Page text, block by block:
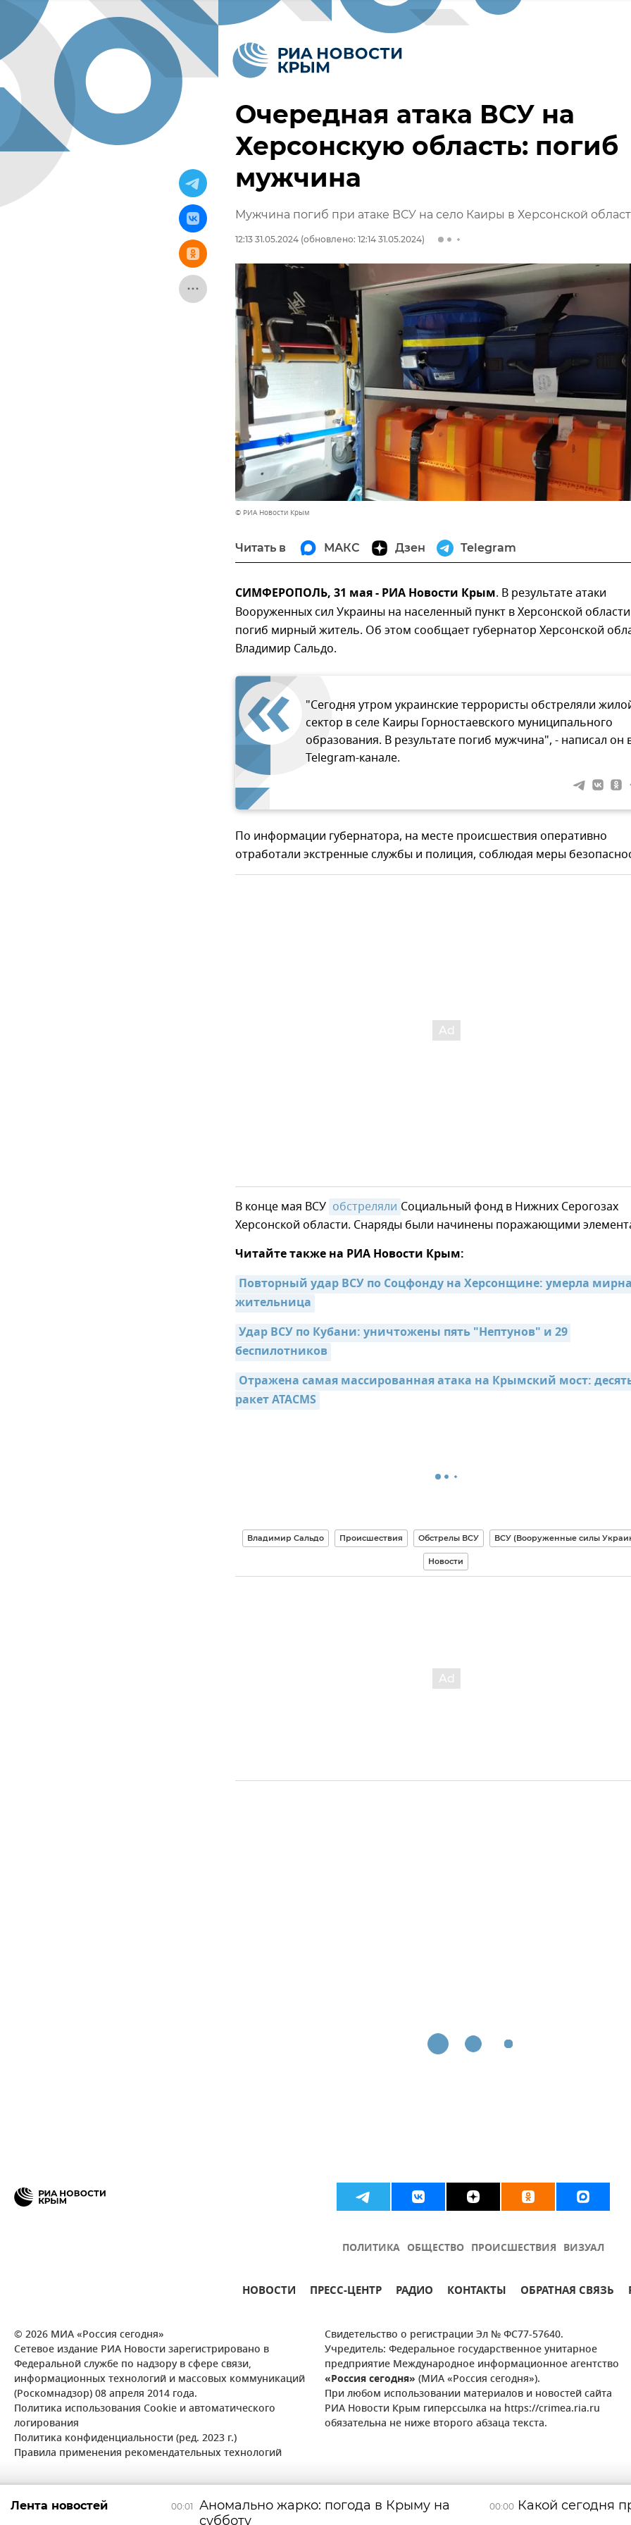
Очередная атака ВСУ на
Херсонскую область: погиб
мужчина
Мужчина погиб при атаке ВСУ на село Каиры в Херсонской
12:13 31.05.2024 (обновлено: 12:14 31.05.2024)
© РИА Новости Крым
Читать в МАКС Дзен Telegram
СИМФЕРОПОЛЬ, 31 мая - РИА Новости Крым. В результате атаки
Вооруженных сил Украины на населенный пункт в Херсонской области
погиб мирный житель. Об этом сообщает губернатор Херсонской
Владимир Сальдо.
"Сегодня утром украинские террористы обстреляли
сектор в селе Каиры Горностаевского муниципального
образования. В результате погиб мужчина", - написал он
Telegram-канале.
По информации губернатора, на месте происшествия оперативно
отработали экстренные службы и полиция, соблюдая меры
В конце мая ВСУ обстреляли Социальный фонд в Нижних Серогозах
Херсонской области. Снаряды были начинены поражающими
Читайте также на РИА Новости Крым:
Повторный удар ВСУ по Соцфонду на Херсонщине: умерла
жительница
Удар ВСУ по Кубани: уничтожены пять "Нептунов" и 29
беспилотников
Отражена самая массированная атака на Крымский мост:
ракет ATACMS
Владимир Сальдо Происшествия Обстрелы ВСУ ВСУ (Вооруженные силы
Новости
ПОЛИТИКА ОБЩЕСТВО ПРОИСШЕСТВИЯ ВИЗУАЛ
НОВОСТИ ПРЕСС-ЦЕНТР РАДИО КОНТАКТЫ ОБРАТНАЯ СВЯЗЬ
© 2026 МИА «Россия сегодня»
Сетевое издание РИА Новости зарегистрировано в
Федеральной службе по надзору в сфере связи,
информационных технологий и массовых коммуникаций
(Роскомнадзор) 08 апреля 2014 года.
Политика использования Cookie и автоматического
логирования
Политика конфиденциальности (ред. 2023 г.)
Правила применения рекомендательных технологий
Свидетельство о регистрации Эл № ФС77-57640.
Учредитель: Федеральное государственное унитарное
предприятие Международное информационное агентство
«Россия сегодня» (МИА «Россия сегодня»).
При любом использовании материалов и новостей сайта
РИА Новости Крым гиперссылка на https://crimea.ria.ru
обязательна не ниже второго абзаца текста.
00:01
Аномально жарко: погода в Крыму на
субботу
00:00 Какой сегодня
Лента новостей